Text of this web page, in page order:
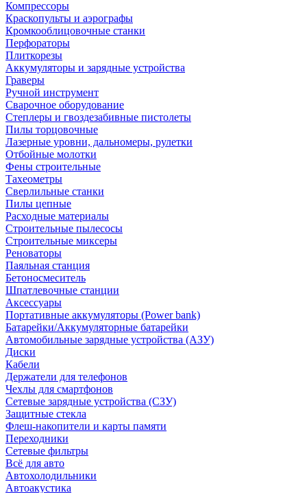
Компрессоры
Краскопульты и аэрографы
Кромкооблицовочные станки
Перфораторы
Плиткорезы
Аккумуляторы и зарядные устройства
Граверы
Ручной инструмент
Сварочное оборудование
Степлеры и гвоздезабивные пистолеты
Пилы торцовочные
Лазерные уровни, дальномеры, рулетки
Отбойные молотки
Фены строительные
Тахеометры
Сверлильные станки
Пилы цепные
Расходные материалы
Строительные пылесосы
Строительные миксеры
Реноваторы
Паяльная станция
Бетоносмеситель
Шпатлевочные станции
Аксессуары
Портативные аккумуляторы (Power bank)
Батарейки/Аккумуляторные батарейки
Автомобильные зарядные устройства (АЗУ)
Диски
Кабели
Держатели для телефонов
Чехлы для смартфонов
Сетевые зарядные устройства (СЗУ)
Защитные стекла
Флеш-накопители и карты памяти
Переходники
Сетевые фильтры
Всё для авто
Автохолодильники
Автоакустика